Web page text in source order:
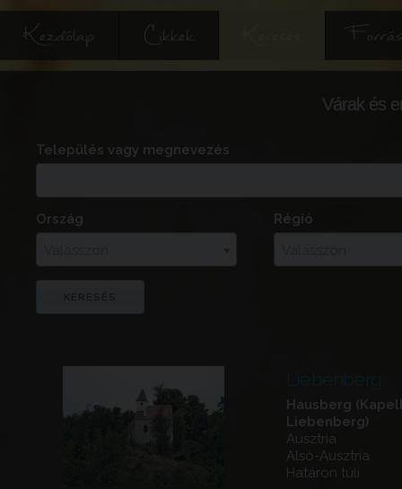
Kezdőlap Cikkek
Várak és
Település vagy megnevezés
Ország
Régió
Liebenberg
Hausberg
Liebenberg)
Ausztria
Alsó-Ausztria
Határon túli